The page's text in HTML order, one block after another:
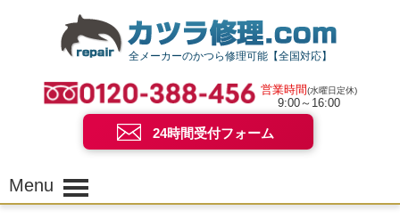
全メーカーのかつら修理可能【全国対応】
営業時間(水曜日定休)
9:00～16:00
24時間受付フォーム
Menu